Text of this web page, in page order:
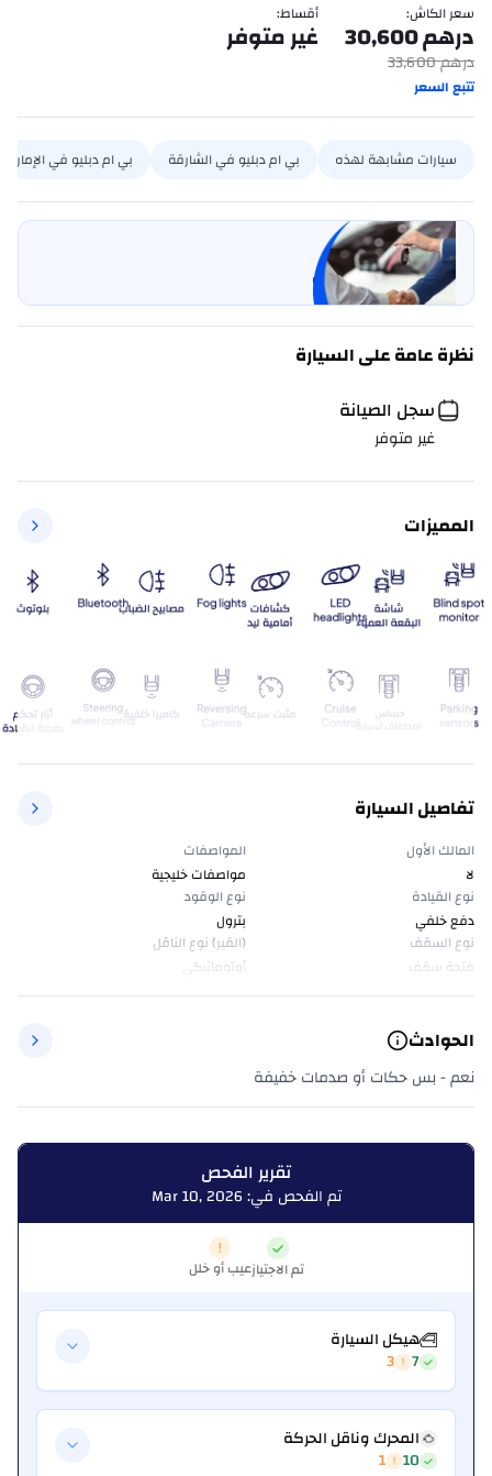
سعر الكاش:
درهم30,600
درهم33,600
تتبع السعر
أقساط:
غير متوفر
سيارات مشابهة لهذه بي ام دبليو في الشارقة بي ام دبليو في الإمارات
بيع سيارتي
خليها على كارسويتش
نظرة عامة على السيارة
سجل الصيانة
غير متوفر
المميزات
تفاصيل السيارة
المالك الأول
لا
المواصفات
مواصفات خليجية
نوع القيادة
دفع خلفي
نوع الوقود
بترول
نوع السقف
فتحة سقف
(القير) نوع الناقل
أوتوماتيكي
الحوادث
نعم - بس حكات أو صدمات خفيفة
تقرير الفحص
تم الفحص في: Mar 10, 2026
تم الاجتيازعيب أو خلل
هيكل السيارة
7
3
المحرك وناقل الحركة
10
1